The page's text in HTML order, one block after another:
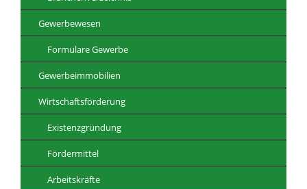
Gewerbewesen
Formulare Gewerbe
Gewerbeimmobilien
Wirtschaftsförderung
Existenzgründung
Fördermittel
Arbeitskräfte